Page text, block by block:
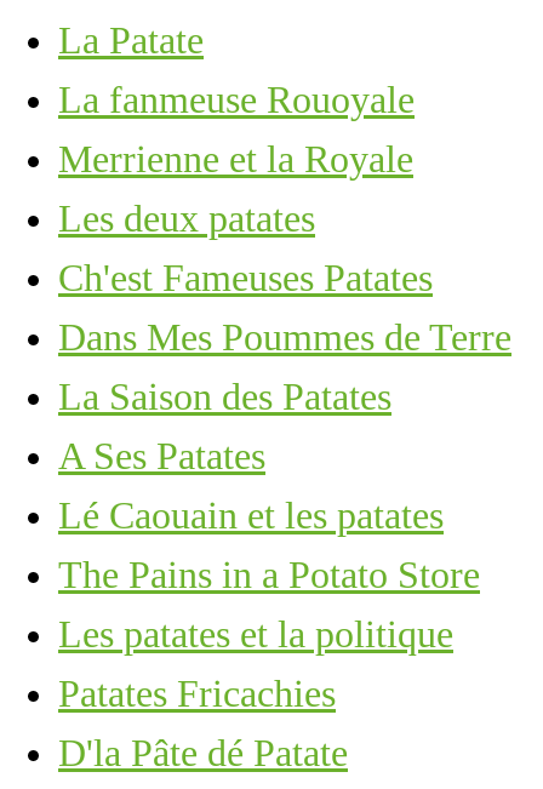
La Patate
La fanmeuse Rouoyale
Merrienne et la Royale
Les deux patates
Ch'est Fameuses Patates
Dans Mes Poummes de Terre
La Saison des Patates
A Ses Patates
Lé Caouain et les patates
The Pains in a Potato Store
Les patates et la politique
Patates Fricachies
D'la Pâte dé Patate